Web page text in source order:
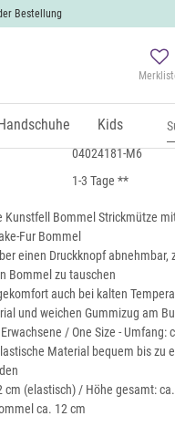
Bestellung
Kids
mit
MwSt., zzgl.Versand
04024181-M6
1-3 Tage **
Kunstfell Bommel Strickmütze
Fur Bommel
einen Druckknopf
Bommel zu tauschen
auch bei kalten
und weichen Gummizug am
/ One Size - Umfang:
Material bequem bis zu
cm (elastisch) / Höhe gesamt:
ca. 12 cm